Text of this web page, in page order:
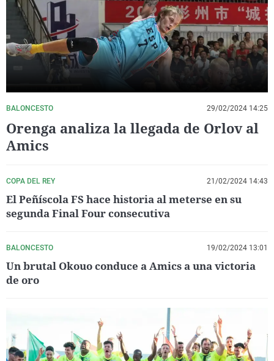
La rosa de los vientos
Gente viajera
Como el perro y el
Caso
Retornados
Equipo de
Operación Viuda
Extremadura
Galicia
La Rioja
Navarra
País Vasco
Virales
Televisión
Elecciones
BALONCESTO 29/02/2024 14:25
Orenga analiza la llegada de Orlov al
Amics
COPA DEL REY 21/02/2024 14:43
El Peñíscola FS hace historia al meterse en su
segunda Final Four consecutiva
BALONCESTO 19/02/2024 13:01
Un brutal Okouo conduce a Amics a una victoria
de oro